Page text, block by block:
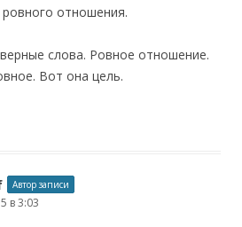
отношения.
слова. Ровное отношение.
Вот она цель.
Автор записи
в 3:03